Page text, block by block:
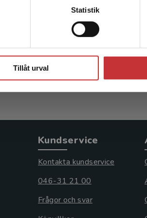
Statistik
Tillåt urval
Diabetes
Landin-Olsson, Mona (red.)
Exkl. moms: 470 kr
Kundservice
Kontakta kundservice
046-31 21 00
Frågor och svar